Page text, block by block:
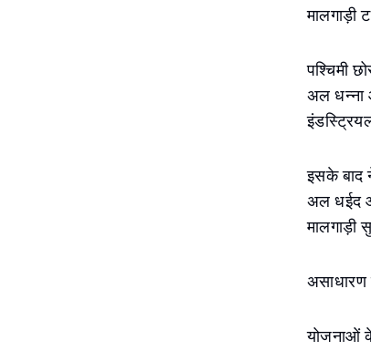
पश्चिमी
अल धन्ना
इसके बाद
अल धईद
मालगाड़ी
असाधारण
योजनाओं